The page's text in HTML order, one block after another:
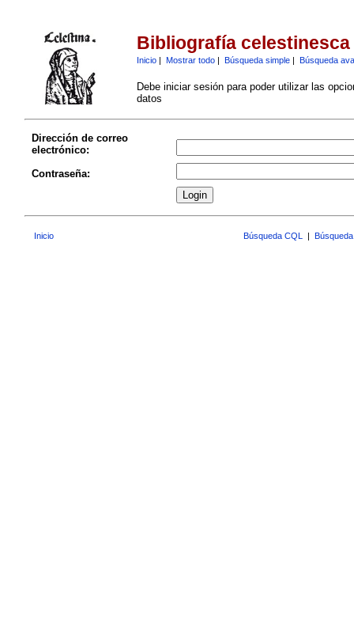
Bibliografía celestinesca
Inicio| Mostrar todo| Búsqueda simple| Búsqueda
Debe iniciar sesión para poder utilizar las
datos
Dirección de correo
electrónico:
Contraseña:
Inicio Búsqueda CQL |